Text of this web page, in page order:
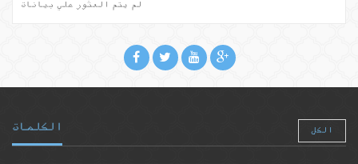
لم يتم العثور علي بيانات
الكلمات الكل